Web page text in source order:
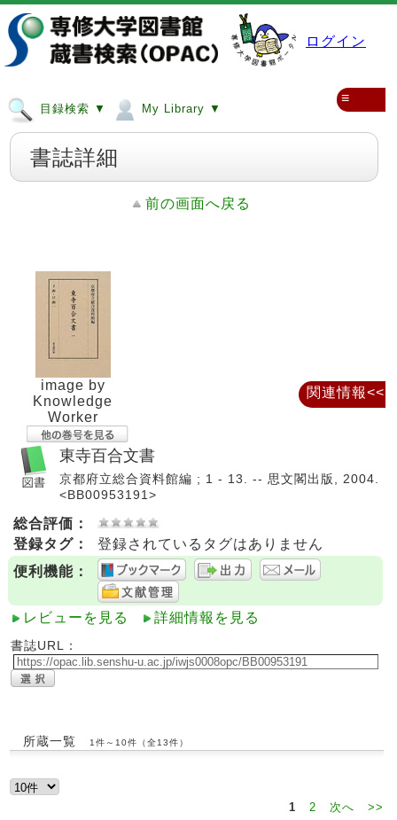
ログイン
目録検索 ▼ My Library ▼
≡
書誌詳細
前の画面へ戻る
image by
Knowledge
Worker
東寺百合文書
京都府立総合資料館編 ; 1 - 13. -- 思文閣出版, 2004.
<BB00953191>
総合評価：
登録タグ：
登録されているタグはありません
便利機能：
レビューを見る 詳細情報を見る
書誌URL：
所蔵一覧 1件～10件（全13件）
1 2 次へ >>
関連情報<<